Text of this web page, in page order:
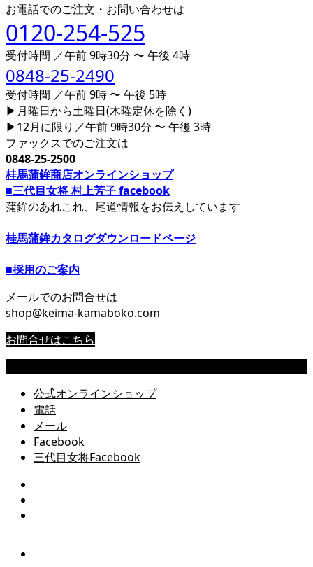
お電話でのご注文・お問い合わせは
0120-254-525
受付時間 ／午前 9時30分 〜 午後 4時
0848-25-2490
受付時間 ／午前 9時 〜 午後 5時
▶月曜日から土曜日(木曜定休を除く)
▶12月に限り／午前 9時30分 〜 午後 3時
ファックスでのご注文は
0848-25-2500
桂馬蒲鉾商店オンラインショップ
■三代目女将 村上芳子 facebook
蒲鉾のあれこれ、尾道情報をお伝えしています
桂馬蒲鉾カタログダウンロードページ
■採用のご案内
メールでのお問合せは
shop@keima-kamaboko.com
お問合せはこちら
公式オンラインショップ
電話
メール
Facebook
三代目女将Facebook